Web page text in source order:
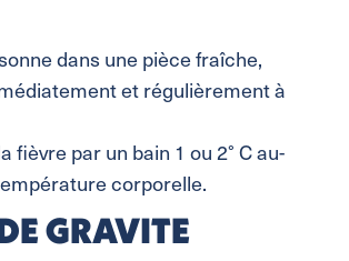
dans une pièce fraîche,
et régulièrement à
fièvre par un bain 1 ou 2° C au-
corporelle.
GRAVITE